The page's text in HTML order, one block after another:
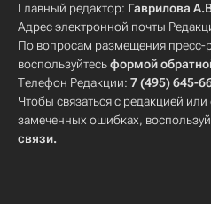
Главный редактор: Гаврилова
Адрес электронной почты
По вопросам размещения пресс-
воспользуйтесьформой
Телефон Редакции: 7 (495) 645-
Чтобы связаться с редакцией
замеченных ошибках,
связи.